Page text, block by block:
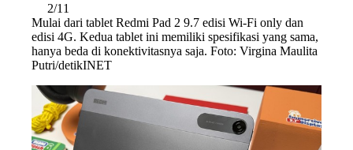
2/11
Mulai dari tablet Redmi Pad 2 9.7 edisi Wi-Fi only dan
edisi 4G. Kedua tablet ini memiliki spesifikasi yang sama,
hanya beda di konektivitasnya saja. Foto: Virgina Maulita
Putri/detikINET